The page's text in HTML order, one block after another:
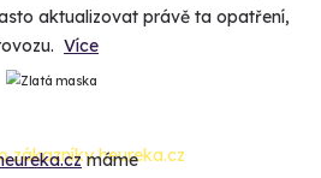
aktualizovat právě ta opatření,
Více
máme